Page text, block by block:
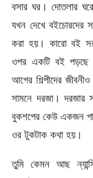
বসার ঘর। দোতলার
যখন দেখে বইচোরদের
করা হয়। কারো বই
ওপর একটি বই পড়ছে
আগের শিল্পীদের
সামনে দরজা। দরজার
বুকশপের কেউ একজন
ওর টুকটাক কথা হয়।
তুমি কেমন আছ